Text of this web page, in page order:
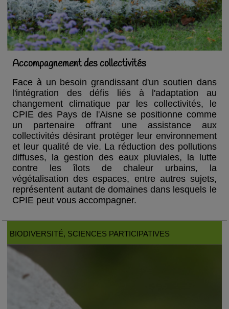
Accompagnement des collectivités
Face à un besoin grandissant d'un soutien dans
l'intégration des défis liés à l'adaptation au
changement climatique par les collectivités, le
CPIE des Pays de l'Aisne se positionne comme
un partenaire offrant une assistance aux
collectivités désirant protéger leur environnement
et leur qualité de vie. La réduction des pollutions
diffuses, la gestion des eaux pluviales, la lutte
contre les îlots de chaleur urbains, la
végétalisation des espaces, entre autres sujets,
représentent autant de domaines dans lesquels le
CPIE peut vous accompagner.
BIODIVERSITÉ, SCIENCES PARTICIPATIVES